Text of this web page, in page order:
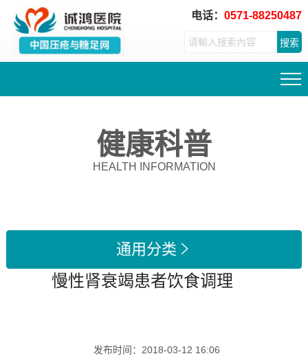
电话：0571-88250487
搜索
健康科普
HEALTH INFORMATION
通用分类 
慢性肾衰竭患者饮食调理
发布时间： 2018-03-12 16:06